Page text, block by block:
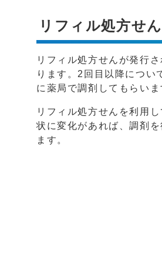
リフィル処方せ
リフィル処方せんが発行
ります。2回目以降につい
に薬局で調剤してもらいま
リフィル処方せんを利用
状に変化があれば、調剤
ます。